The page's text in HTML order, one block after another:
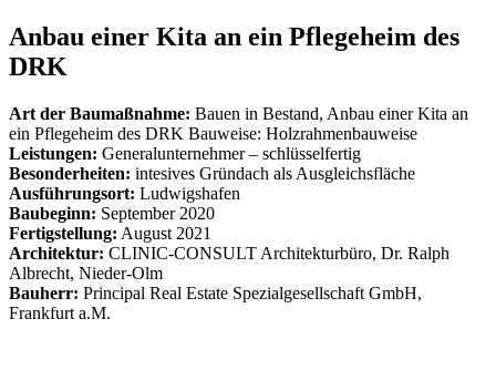
Anbau einer Kita an ein Pflegeheim des
DRK
Art der Baumaßnahme: Bauen in Bestand, Anbau einer Kita an
ein Pflegeheim des DRK Bauweise: Holzrahmenbauweise
Leistungen: Generalunternehmer – schlüsselfertig
Besonderheiten: intesives Gründach als Ausgleichsfläche
Ausführungsort: Ludwigshafen
Baubeginn: September 2020
Fertigstellung: August 2021
Architektur: CLINIC-CONSULT Architekturbüro, Dr. Ralph
Albrecht, Nieder-Olm
Bauherr: Principal Real Estate Spezialgesellschaft GmbH,
Frankfurt a.M.